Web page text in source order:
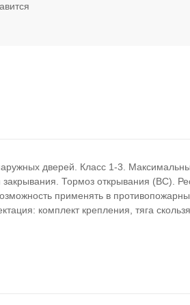
дверей. Класс 1-3.
Тормоз открывания (ВС).
применять в
комплект крепления, тяга